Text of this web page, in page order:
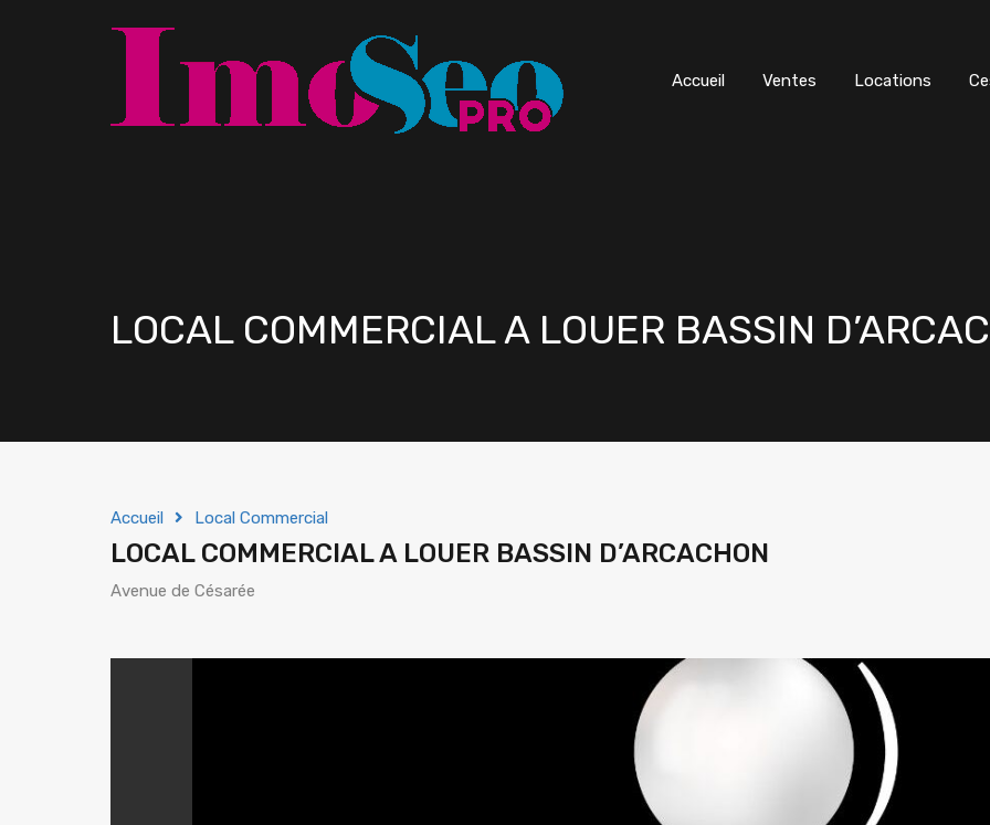
Accueil Ventes Locations
LOCAL COMMERCIAL A LOUER BASSIN
Accueil Local Commercial
LOCAL COMMERCIAL A LOUER BASSIN D’ARCACHON
Avenue de Césarée